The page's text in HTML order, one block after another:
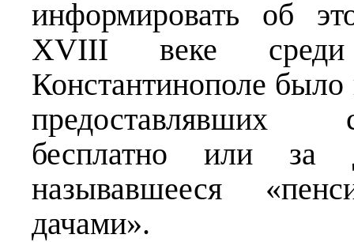
информировать об
XVIII веке
Константинополе было
предоставлявших
бесплатно или за
называвшееся
дачами».